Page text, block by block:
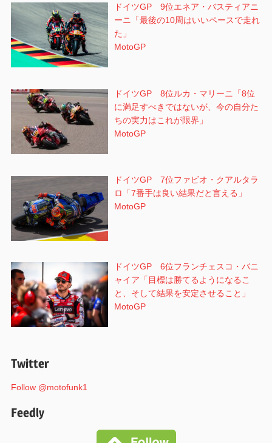
ドイツGP 9位エネア・バスティアニ
ーニ「最後の10周はいいペースで走れ
た」
MotoGP
ドイツGP 8位ルカ・マリーニ「8位
に満足すべきではないが、今の自分た
ちの実力はこれが限界」
MotoGP
ドイツGP 7位ファビオ・クアルタラ
ロ「7番手は良い結果だと言える」
MotoGP
ドイツGP 6位フランチェスコ・バニ
ャイア「目標は勝てるようになるこ
と、そして結果を安定させること」
MotoGP
Twitter
Follow @motofunk1
Feedly